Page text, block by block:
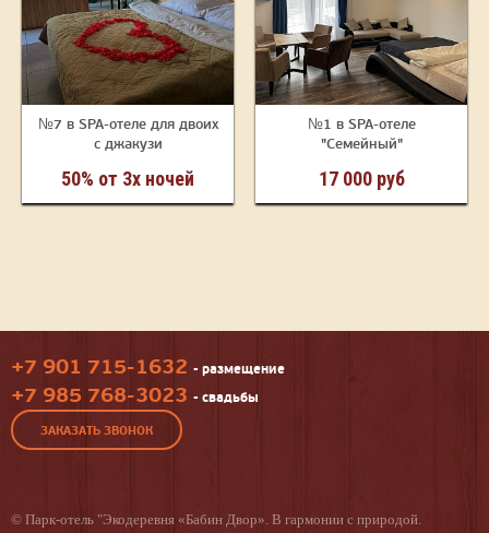
№7 в SPA-отеле для двоих
с джакузи
50% от 3х ночей
№1 в SPA-отеле
"Семейный"
17 000 руб
+7 901 715-1632 - размещение
+7 985 768-3023 - свадьбы
ЗАКАЗАТЬ ЗВОНОК
© Парк-отель "Экодеревня «Бабин Двор». В гармонии с природой.